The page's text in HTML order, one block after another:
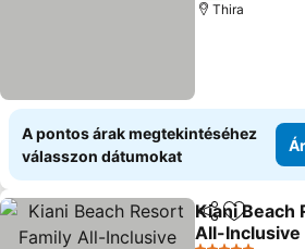
Thira
A pontos árak megtekintéséhez
válasszon dátumokat
Megosztás
Kiani Beach
All-Inclusive